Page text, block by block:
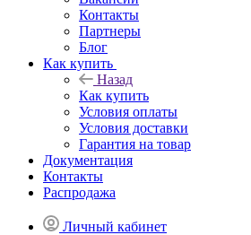
Контакты
Партнеры
Блог
Как купить
Назад
Как купить
Условия оплаты
Условия доставки
Гарантия на товар
Документация
Контакты
Распродажа
Личный кабинет